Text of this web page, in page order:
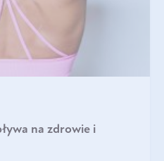
na zdrowie i